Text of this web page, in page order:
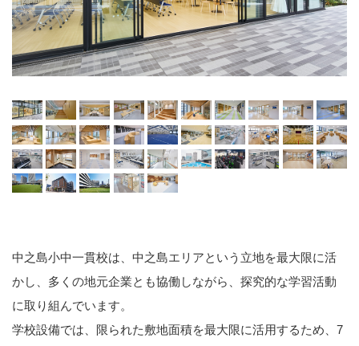
中之島小中一貫校は、中之島エリアという立地を最大限に活
かし、多くの地元企業とも協働しながら、探究的な学習活動
に取り組んでいます。
学校設備では、限られた敷地面積を最大限に活用するため、7